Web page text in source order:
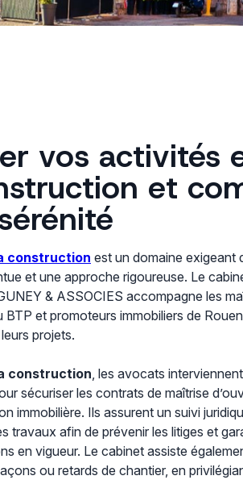
vos activités
et
construction est un domaine exigeant
et une approche rigoureuse. Le
& ASSOCIES accompagne les
BTP et promoteurs immobiliers de
projets.
construction, les avocats
sécuriser les contrats de maîtrise
immobilière. Ils assurent un suivi
travaux afin de prévenir les litiges et
en vigueur. Le cabinet assiste
ou retards de chantier, en